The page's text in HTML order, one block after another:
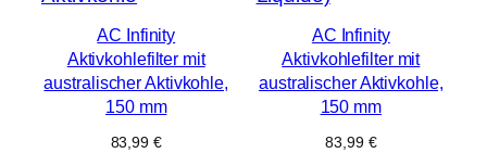
AC Infinity
Aktivkohlefilter mit
australischer Aktivkohle,
150 mm
83,99 €
AC Infinity
Aktivkohlefilter mit
australischer Aktivkohle,
150 mm
83,99 €